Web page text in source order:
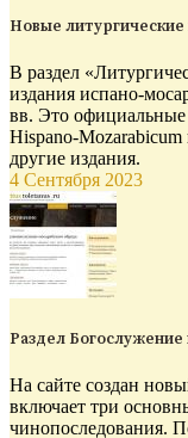
Новые литургические
В раздел
издания испано-
вв. Это
Hispano-
другие издания.
4 Сентября 2023
Раздел Богослужение
На сайте создан
включает три
чинопоследования.